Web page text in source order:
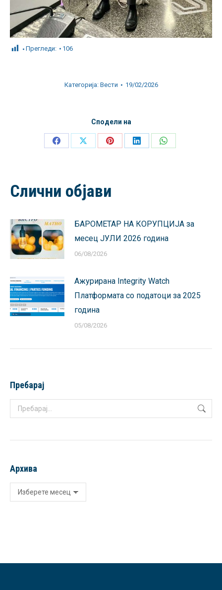
Прегледи: 106
Категорија: Вести 19/02/2026
Сподели на
Share
Share
Share
Share
Share
Слични објави
БАРОМЕТАР НА КОРУПЦИЈА за
месец ЈУЛИ 2026 година
06/08/2026
Ажурирана Integrity Watch
Платформата со податоци за 2025
година
05/08/2026
Пребарај
Search:
Архива
Архива